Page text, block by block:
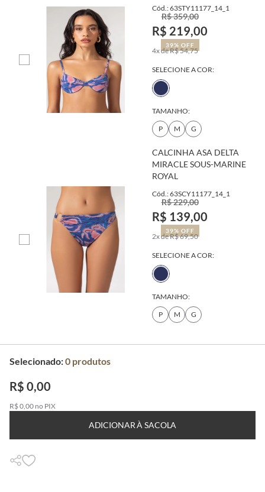
Cód.: 63STY11177_14_1
R$ 359,00
R$ 219,00
39% OFF
4x de R$ 54,75
SELECIONE A COR:
TAMANHO:
P
M G
CALCINHA ASA DELTA
MIRACLE SOUS-MARINE
ROYAL
Cód.: 63SCY11177_14_1
R$ 229,00
R$ 139,00
39% OFF
2x de R$ 69,50
SELECIONE A COR:
TAMANHO:
P
M G
Selecionado:0 produtos
R$ 0,00
R$ 0,00 no PIX
ADICIONAR À SACOLA